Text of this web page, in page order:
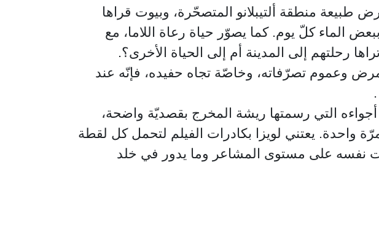
طبيعة منطقة ألتيبلانو المتصحّرة، وبيوت قراها
ببعض الماء كلّ يوم. كما يصوّر حياة رعاة اللاما، مع
رحلتهم إلى المدينة أم إلى الحياة الأخرى؟.
وعموم تصرّفاته، وخاصّة تجاه حفيده، فإنّه عند
أجواءه التي رسمتها ريشة المخرج بقصديّة واضحة،
واحدة. يعتني لويزا بكادرات الفيلم لتحمل كل لقطة
نفسه على مستوى المشاعر وما يدور في خلد